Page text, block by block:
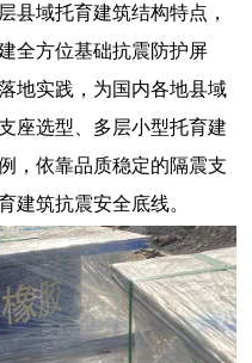
县域托育建筑结构特点，
全方位基础抗震防护屏
地实践，为国内各地县域
座选型、多层小型托育建
，依靠品质稳定的隔震支
建筑抗震安全底线。